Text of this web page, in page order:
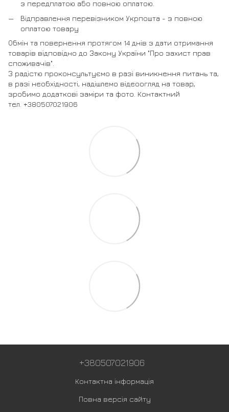
з передплатою або повною оплатою.
Відправлення перевізником Укрпошта - з повною
оплатою товару
Обмін та повернення протягом 14 днів з дати отримання
товарів відповідно до Закону України "Про захист прав
споживачів".
З радістю проконсультуємо в разі виникнення питань та,
в разі необхідності, надішлемо відеоогляд на товар,
зробимо додаткові заміри та фото. Контактний
тел. +380507021906
+380507021906
Контактна інформація
Повна версія сайту